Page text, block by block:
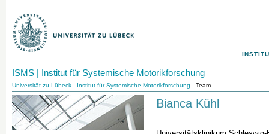
ISMS | Institut für Systemische Motorikforschung
Universität zu Lübeck - Institut für Systemische Motorikforschung - Team
Bianca Kühl